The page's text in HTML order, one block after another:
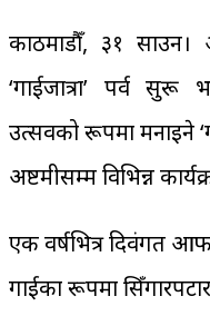
काठमाडौँ, ३१
‘गाईजात्रा’ पर्व
उत्सवको रूपमा मनाइने
अष्टमीसम्म विभिन्न
एक वर्षभित्र दिवंगत
गाईका रूपमा